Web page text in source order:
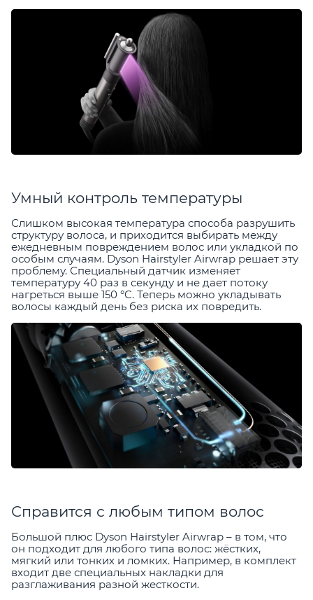
Умный контроль температуры
Слишком высокая температура способа разрушить
структуру волоса, и приходится выбирать между
ежедневным повреждением волос или укладкой по
особым случаям. Dyson Hairstyler Airwrap решает эту
проблему. Специальный датчик изменяет
температуру 40 раз в секунду и не дает потоку
нагреться выше 150 °C. Теперь можно укладывать
волосы каждый день без риска их повредить.
Справится с любым типом волос
Большой плюс Dyson Hairstyler Airwrap – в том, что
он подходит для любого типа волос: жёстких,
мягкий или тонких и ломких. Например, в комплект
входит две специальных накладки для
разглаживания разной жесткости.